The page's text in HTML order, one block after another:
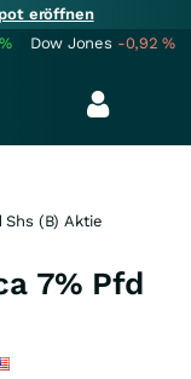
eröffnen
% Dow Jones -0,92%
Shs (B) Aktie
7% Pfd